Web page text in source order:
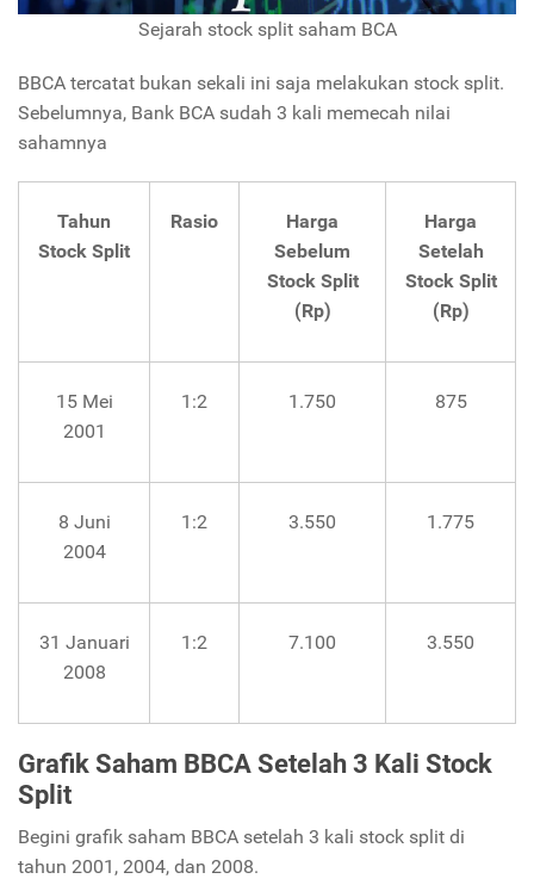
Sejarah stock split saham BCA
BBCA tercatat bukan sekali ini saja melakukan stock split.
Sebelumnya, Bank BCA sudah 3 kali memecah nilai
sahamnya
Tahun
Stock Split
Rasio
Harga
Sebelum
Stock Split
(Rp)
Harga
Setelah
Stock Split
(Rp)
15 Mei
2001
1:2 1.750 875
8 Juni
2004
1:2 3.550 1.775
31 Januari
2008
1:2 7.100 3.550
Grafik Saham BBCA Setelah 3 Kali Stock
Split
Begini grafik saham BBCA setelah 3 kali stock split di
tahun 2001, 2004, dan 2008.